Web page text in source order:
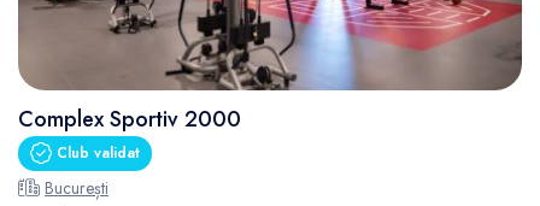
Complex Sportiv 2000
Club validat
București